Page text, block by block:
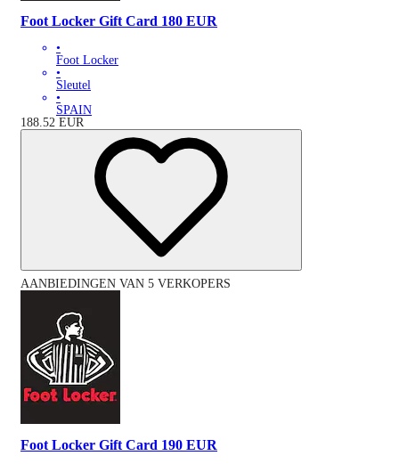
Foot Locker Gift Card 180 EUR
•
Foot Locker
•
Sleutel
•
SPAIN
188.52 EUR
AANBIEDINGEN VAN 5 VERKOPERS
Foot Locker Gift Card 190 EUR